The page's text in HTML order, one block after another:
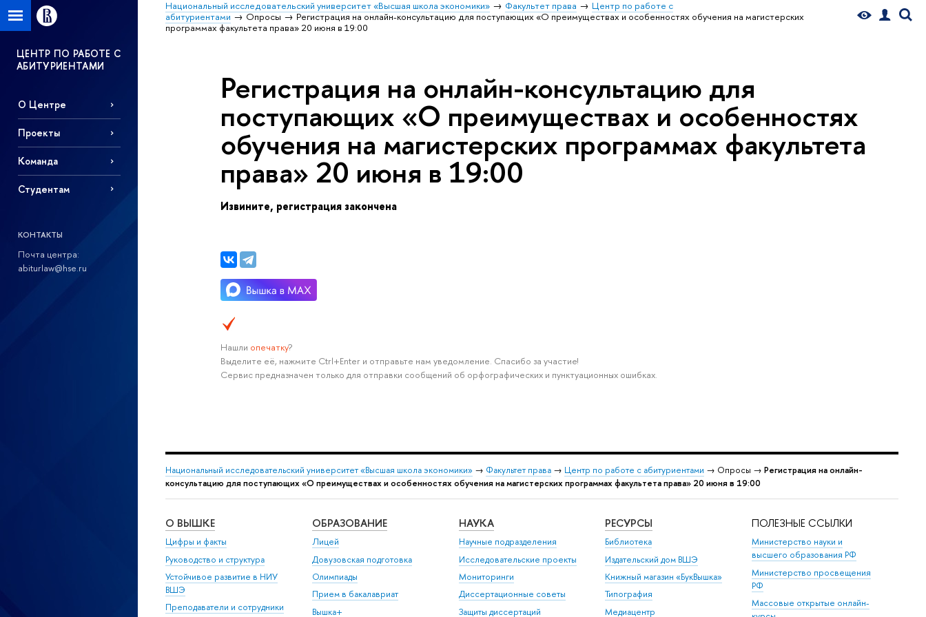
Национальный исследовательский университет «Высшая школа экономики» Факультет права
Центр по работе с
абитуриентами
Опросы
Регистрация на онлайн-консультацию для поступающих «О преимуществах и особенностях обучения на магистерских
программах факультета права» 20 июня в 19:00
ЦЕНТР ПО РАБОТЕ С
АБИТУРИЕНТАМИ
О Центре
Проекты
Команда
Студентам
КОНТАКТЫ
Почта центра:
abiturlaw@hse.ru
Регистрация на онлайн-консультацию для
поступающих «О преимуществах и особенностях
обучения на магистерских программах факультета
права» 20 июня в 19:00
Извините, регистрация закончена
Нашли опечатку?
ыделите её, нажмите Ctrl+Enter и отправьте нам уведомление. Спасибо за участие!
Сервис предназначен только для отправки сообщений об орфографических и пунктуационных ошибках.
Национальный исследовательский университет «Высшая школа экономики» → Факультет права → Центр по работе с абитуриентами → Опросы → Регистрация на онлайн-
консультацию для поступающих «О преимуществах и особенностях обучения на магистерских программах факультета права» 20 июня в 19:00
О ВЫШКЕ
Цифры и факты
Руководство и структура
Устойчивое развитие в НИУ
ШЭ
Преподаватели и сотрудники
ОБРАЗОВАНИЕ
Лицей
Довузовская подготовка
Олимпиады
Прием в бакалавриат
ышка+
НАУКА
Научные подразделения
Исследовательские проекты
Мониторинги
Диссертационные советы
Защиты диссертаций
РЕСУРСЫ
Библиотека
Издательский дом ВШЭ
Книжный магазин «БукВышка»
Типография
Медиацентр
ПОЛЕЗНЫЕ ССЫЛКИ
Министерство науки и
ысшего образования РФ
Министерство просвещения
РФ
Массовые открытые онлайн-